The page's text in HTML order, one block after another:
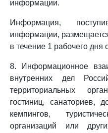
информации.
Информация,
информации,
в течение 1 рабочего дня
8. Информационное
внутренних дел
территориальных
гостиниц, санаториев,
кемпингов,
организаций или